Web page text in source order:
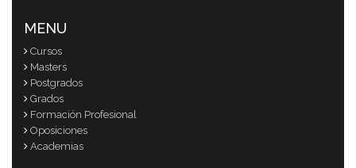
MENU
Cursos
Masters
Postgrados
Grados
Formación Profesional
Oposiciones
Academias